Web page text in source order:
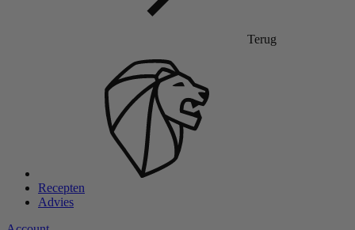
Terug
Recepten
Advies